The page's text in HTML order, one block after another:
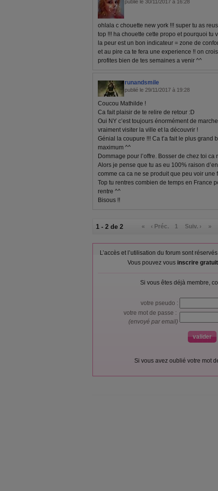
publié le 30/11/2017 à 16:28
ohlala c chouette new york !!! super tu as
top !!! ha chouette cette propo et pourquoi tu
la peur est un bon indicateur = zone de
et au pire ca te fera une experience !! on
profites bien de tes semaines a venir ^^
runandsmile
publié le 29/11/2017 à 19:28
Coucou Mathilde !
Ca fait plaisir de te relire de retour :D
Oui NY c’est toujours énormément de
vraiment visiter la ville et la découvrir !
Génial la coupure !!! Ca t’a fait le plus grand
maximum ^^
Dommage pour l’offre. Bosser de chez toi ca
Alors je pense que tu as eu 100% raison
comme ca ca ne se produit que peu voir une
Top tu rentres combien de temps en France
rentre ^^
Bisous !!
1 - 2 de 2 « ‹ Préc. 1 Suiv. › »
L’accès et l’utilisation du forum sont
Vous pouvez vous inscrire
Si vous êtes déjà membre,
votre pseudo :
votre mot de passe :
(envoyé par email)
Si vous avez oublié votre mot